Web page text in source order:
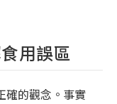
用誤區
確的觀念。事實